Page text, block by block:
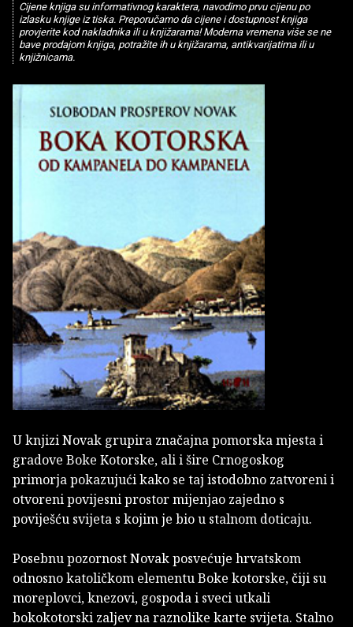
Cijene knjiga su informativnog karaktera, navodimo prvu cijenu po
izlasku knjige iz tiska. Preporučamo da cijene i dostupnost knjiga
provjerite kod nakladnika ili u knjižarama! Moderna vremena više se ne
bave prodajom knjiga, potražite ih u knjižarama, antikvarijatima ili u
knjižnicama.
U knjizi Novak grupira značajna pomorska mjesta i
gradove Boke Kotorske, ali i šire Crnogoskog
primorja pokazujući kako se taj istodobno zatvoreni i
otvoreni povijesni prostor mijenjao zajedno s
poviješću svijeta s kojim je bio u stalnom doticaju.
Posebnu pozornost Novak posvećuje hrvatskom
odnosno katoličkom elementu Boke kotorske, čiji su
moreplovci, knezovi, gospoda i sveci utkali
bokokotorski zaljev na raznolike karte svijeta. Stalno